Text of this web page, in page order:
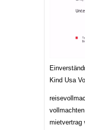
Kind Usa
mietvertrag